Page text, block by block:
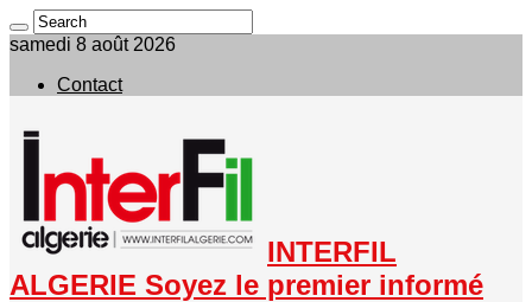
samedi 8 août 2026
Contact
INTERFIL
ALGERIE Soyez le premier informé